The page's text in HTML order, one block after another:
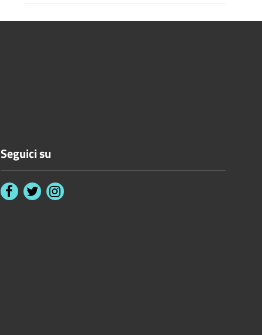
Seguici su